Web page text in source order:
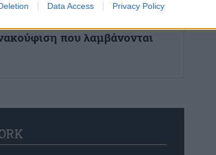
Data Access Privacy Policy
που λαμβάνονται